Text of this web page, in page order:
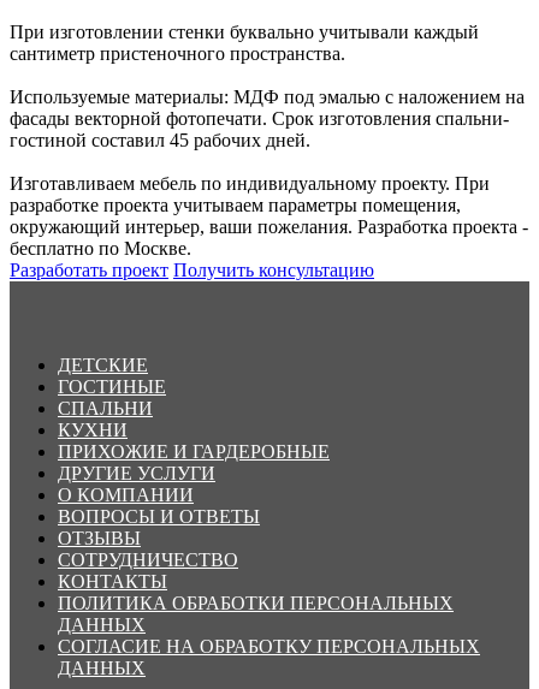
При изготовлении стенки буквально учитывали каждый
сантиметр пристеночного пространства.
Используемые материалы: МДФ под эмалью с наложением на
фасады векторной фотопечати. Срок изготовления спальни-
гостиной составил 45 рабочих дней.
Изготавливаем мебель по индивидуальному проекту. При
разработке проекта учитываем параметры помещения,
окружающий интерьер, ваши пожелания. Разработка проекта -
бесплатно по Москве.
Разработать проект Получить консультацию
ДЕТСКИЕ
ГОСТИНЫЕ
СПАЛЬНИ
КУХНИ
ПРИХОЖИЕ И ГАРДЕРОБНЫЕ
ДРУГИЕ УСЛУГИ
О КОМПАНИИ
ВОПРОСЫ И ОТВЕТЫ
ОТЗЫВЫ
СОТРУДНИЧЕСТВО
КОНТАКТЫ
ПОЛИТИКА ОБРАБОТКИ ПЕРСОНАЛЬНЫХ
ДАННЫХ
СОГЛАСИЕ НА ОБРАБОТКУ ПЕРСОНАЛЬНЫХ
ДАННЫХ